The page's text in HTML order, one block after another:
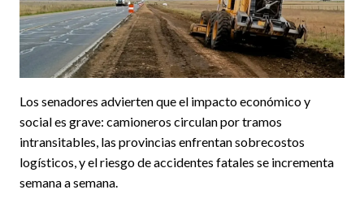
Los senadores advierten que el impacto económico y
social es grave: camioneros circulan por tramos
intransitables, las provincias enfrentan sobrecostos
logísticos, y el riesgo de accidentes fatales se incrementa
semana a semana.